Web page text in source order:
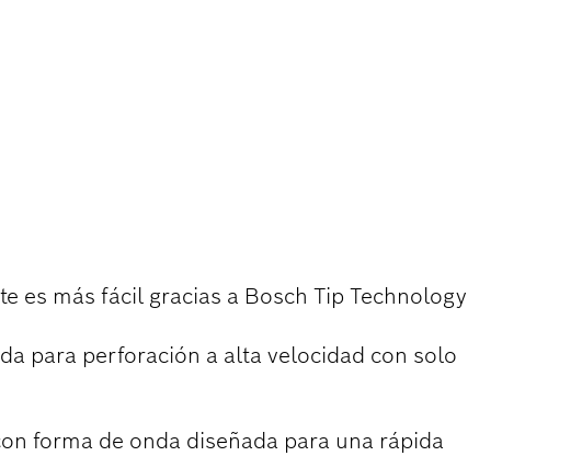
es más fácil gracias a Bosch Tip Technology
para perforación a alta velocidad con solo
forma de onda diseñada para una rápida